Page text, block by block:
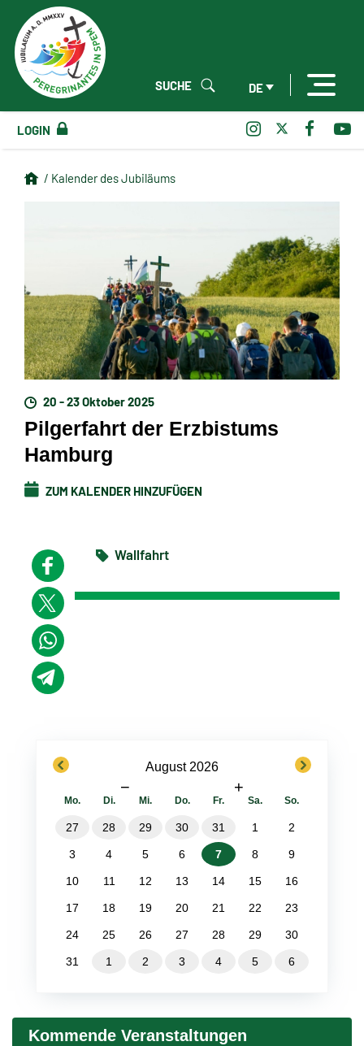
DE
SUCHE
LOGIN
/ Kalender des Jubiläums
20 - 23 Oktober 2025
Pilgerfahrt der Erzbistums
Hamburg
ZUM KALENDER HINZUFÜGEN
Wallfahrt
previous August 2026
− +
next
Mo. Di. Mi. Do. Fr. Sa. So.
27 28 29 30 31 1 2
3 4 5 6 7 8 9
10 11 12 13 14 15 16
17 18 19 20 21 22 23
24 25 26 27 28 29 30
31 1 2 3 4 5 6
Kommende Veranstaltungen